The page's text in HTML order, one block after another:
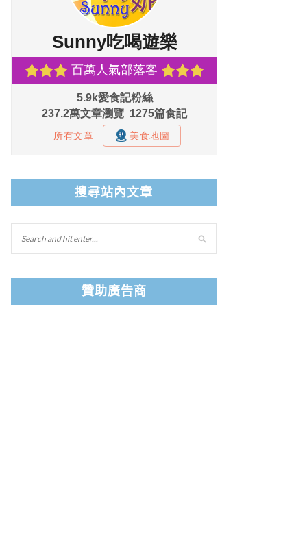
搜尋站內文章
贊助廣告商